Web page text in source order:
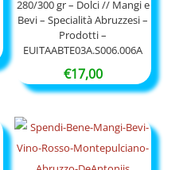
280/300 gr – Dolci // Mangi e
Bevi – Specialità Abruzzesi –
Prodotti –
EUITAABTE03A.S006.006A
€17,00